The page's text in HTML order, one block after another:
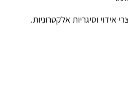
אידוי וסיגריות אלקטרוניות.